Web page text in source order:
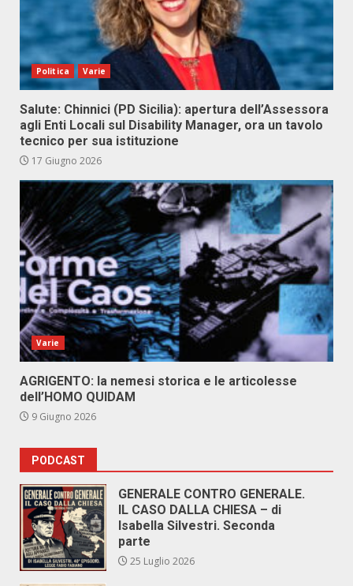
Politica Varie
Salute: Chinnici (PD Sicilia): apertura dell’Assessora
agli Enti Locali sul Disability Manager, ora un tavolo
tecnico per sua istituzione
17 Giugno 2026
Varie
AGRIGENTO: la nemesi storica e le articolesse
dell’HOMO QUIDAM
9 Giugno 2026
PODCAST
GENERALE CONTRO GENERALE.
IL CASO DALLA CHIESA – di
Isabella Silvestri. Seconda
parte
25 Luglio 2026